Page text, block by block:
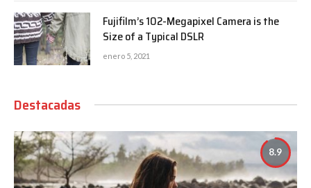
Fujifilm’s 102-Megapixel Camera is the
Size of a Typical DSLR
enero 5, 2021
Destacadas
8.9